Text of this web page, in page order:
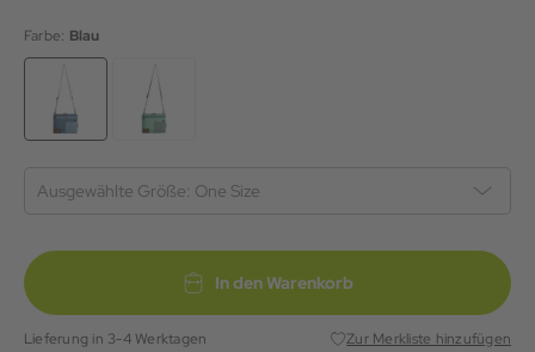
Farbe: Blau
Ausgewählte Größe: One Size
In den Warenkorb
Lieferung in 3-4 Werktagen Zur Merkliste hinzufügen